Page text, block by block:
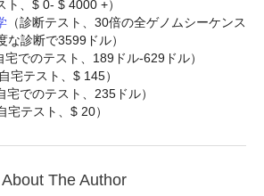
ト、$ 0- $ 4000 +）
（診断テスト、30倍の全ゲノムシーケンス
な診断で3599ドル）
でのテスト、189ドル-629ドル）
宅テスト、$ 145）
宅でのテスト、235ドル）
宅テスト、$ 20）
About The Author